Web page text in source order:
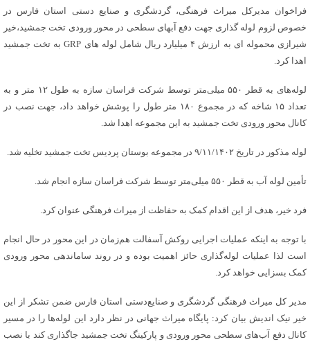
فراخوان مدیرکل میراث فرهنگی، گردشگری و صنایع دستی استان فارس در
خصوص لزوم لوله گذاری جهت دفع آبهای سطحی در محور ورودی تخت جمشید،خیر
شیرازی محموله ای به ارزش ۴ میلیارد ریال شامل لوله های GRP به تخت جمشید
اهدا کرد.
لوله‌های به قطر ۵۵۰ میلی‌متر توسط شرکت فراسان سازه به طول ۱۲ متر و به
تعداد ۱۵ شاخه که در مجموع ۱۸۰ متر طول را پوشش خواهد داد، جهت نصب در
کانال محور ورودی تخت جمشید به این مجموعه اهدا شد.
لوله مذکور در تاریخ ۹/۱۱/۱۴۰۲ در مجموعه بوستان پردیس تخت جمشید تخلیه شد.
تأمین لوله آب به قطر ۵۵۰ میلی‌متر توسط شرکت فراسان سازه انجام شد.
فرد خیر، هدف از این اقدام کمک به حفاظت از میراث فرهنگی عنوان کرد.
با توجه به اینکه عملیات اجرایی روکش آسفالت هم‌زمان در این محور در حال انجام
است لذا عملیات لوله‌گذاری حائز اهمیت بوده و در روند ساماندهی محور ورودی
کمک بسزایی خواهد کرد.
مدیر کل میراث فرهنگی گردشگری و صنایع‌دستی استان فارس ضمن تشکر از این
خیر نیک اندیش بیان کرد: پایگاه میراث جهانی در نظر دارد این لوله‌ها را در مسیر
کانال دفع آب‌های سطحی محور ورودی و پارکینگ تخت جمشید جاگذاری کند با نصب